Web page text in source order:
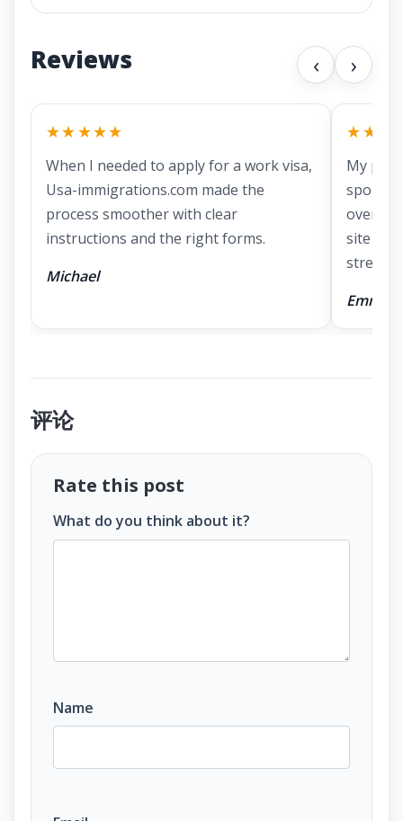
Reviews ‹ ›
★★★★★
When I needed to apply for a work visa,
Usa-immigrations.com made the
process smoother with clear
instructions and the right forms.
Michael
My
site
Emma
评论
Rate this post
What do you think about it?
Name